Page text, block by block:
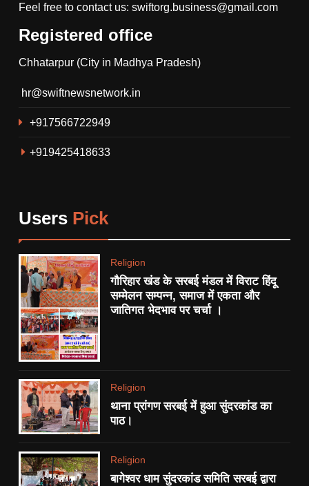
Feel free to contact us: swiftorg.business@gmail.com
Registered office
Chhatarpur (City in Madhya Pradesh)
hr@swiftnewsnetwork.in
+917566722949
+919425418633
Users Pick
Religion
गौरिहार खंड के सरबई मंडल में विराट हिंदू
सम्मेलन सम्पन्न, समाज में एकता और
जातिगत भेदभाव पर चर्चा ।
Religion
थाना प्रांगण सरबई में हुआ सुंदरकांड का
पाठ।
Religion
बागेश्वर धाम सुंदरकांड समिति सरबई द्वारा
गौरिहार खंड के सरबई मंडल में विराट
हिंदू सम्मेलन सम्पन्न, समाज में एकता
और जातिगत भेदभाव पर चर्चा ।
6
7
बसाने की योजना।
POLITICS
8
1
प्रदर्शन:
STATE